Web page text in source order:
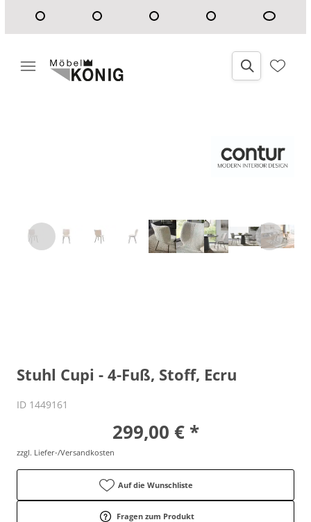
Stuhl Cupi - 4-Fuß, Stoff, Ecru
ID 1449161
299,00 € *
zzgl. Liefer-/Versandkosten
Auf die Wunschliste
Fragen zum Produkt